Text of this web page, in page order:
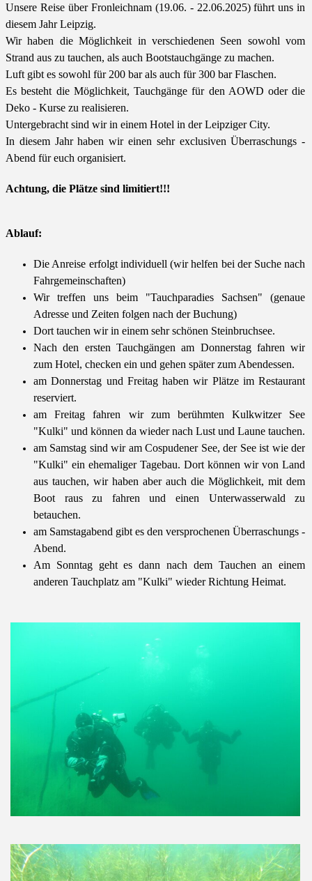
Unsere Reise über Fronleichnam (19.06. - 22.06.2025) führt uns in
diesem Jahr Leipzig.
Wir haben die Möglichkeit in verschiedenen Seen sowohl vom
Strand aus zu tauchen, als auch Bootstauchgänge zu machen.
Luft gibt es sowohl für 200 bar als auch für 300 bar Flaschen.
Es besteht die Möglichkeit, Tauchgänge für den AOWD oder die
Deko - Kurse zu realisieren.
Untergebracht sind wir in einem Hotel in der Leipziger City.
In diesem Jahr haben wir einen sehr exclusiven Überraschungs -
Abend für euch organisiert.
Achtung, die Plätze sind limitiert!!!
Ablauf:
Die Anreise erfolgt individuell (wir helfen bei der Suche nach
Fahrgemeinschaften)
Wir treffen uns beim "Tauchparadies Sachsen" (genaue
Adresse und Zeiten folgen nach der Buchung)
Dort tauchen wir in einem sehr schönen Steinbruchsee.
Nach den ersten Tauchgängen am Donnerstag fahren wir
zum Hotel, checken ein und gehen später zum Abendessen.
am Donnerstag und Freitag haben wir Plätze im Restaurant
reserviert.
am Freitag fahren wir zum berühmten Kulkwitzer See
"Kulki" und können da wieder nach Lust und Laune tauchen.
am Samstag sind wir am Cospudener See, der See ist wie der
"Kulki" ein ehemaliger Tagebau. Dort können wir von Land
aus tauchen, wir haben aber auch die Möglichkeit, mit dem
Boot raus zu fahren und einen Unterwasserwald zu
betauchen.
am Samstagabend gibt es den versprochenen Überraschungs -
Abend.
Am Sonntag geht es dann nach dem Tauchen an einem
anderen Tauchplatz am "Kulki" wieder Richtung Heimat.